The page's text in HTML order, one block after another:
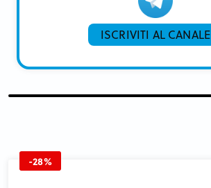
ISCRIVITI AL CANALE
-28%